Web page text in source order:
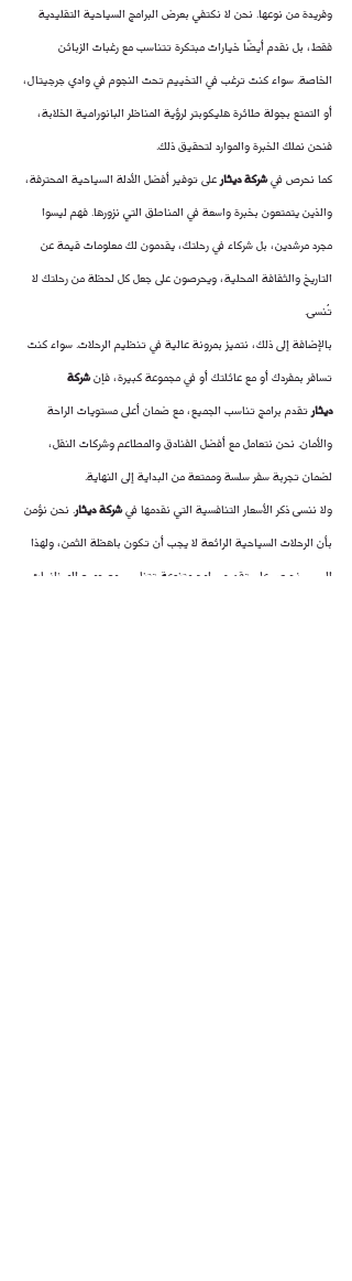
وفريدة من نوعها. نحن لا نكتفي بعرض البرامج السياحية التقليدية
فقط، بل نقدم أيضًا خيارات مبتكرة تتناسب مع رغبات الزبائن
الخاصة. سواء كنت ترغب في التخييم تحت النجوم في وادي جرجيتال،
أو التمتع بجولة طائرة هليكوبتر لرؤية المناظر البانورامية الخلابة،
فنحن نملك الخبرة والموارد لتحقيق ذلك.
كما نحرص في شركة ديثار على توفير أفضل الأدلة السياحية المحترفة،
والذين يتمتعون بخبرة واسعة في المناطق التي نزورها. فهم ليسوا
مجرد مرشدين، بل شركاء في رحلتك، يقدمون لك معلومات قيمة عن
التاريخ والثقافة المحلية، ويحرصون على جعل كل لحظة من رحلتك لا
تُنسى.
بالإضافة إلى ذلك، نتميز بمرونة عالية في تنظيم الرحلات. سواء كنت
تسافر بمفردك أو مع عائلتك أو في مجموعة كبيرة، فإن شركة
ديثار تقدم برامج تناسب الجميع، مع ضمان أعلى مستويات الراحة
والأمان. نحن نتعامل مع أفضل الفنادق والمطاعم وشركات النقل،
لضمان تجربة سفر سلسة وممتعة من البداية إلى النهاية.
ولا ننسى ذكر الأسعار التنافسية التي نقدمها في شركة ديثار. نحن نؤمن
بأن الرحلات السياحية الرائعة لا يجب أن تكون باهظة الثمن، ولهذا
السبب نحرص على تقديم برامج متنوعة تتناسب مع جميع الميزانيات،